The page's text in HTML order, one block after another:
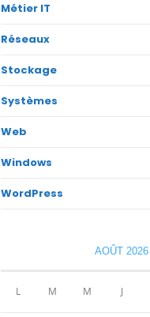
Métier IT
Réseaux
Stockage
Systèmes
Web
Windows
WordPress
AOÛT 2026
L M M J